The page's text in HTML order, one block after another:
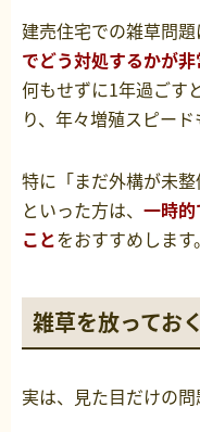
建売住宅での雑草問題
でどう対処するかが
何もせずに1年過ごす
り、年々増殖スピード
特に「まだ外構が未整
といった方は、 一時
ことをおすすめします。
雑草を放ってお
実は、見た目だけの